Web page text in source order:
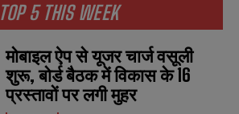
TOP 5 THIS WEEK
मोबाइल ऐप से यूजर चार्ज वसूली
शुरू, बोर्ड बैठक में विकास के 16
प्रस्तावों पर लगी मुहर